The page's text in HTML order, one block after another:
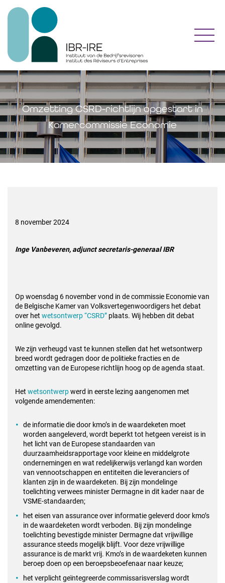
Omzetting CSRD-richtlijn opgestart in
Kamercommissie Economie
8 november 2024
Inge Vanbeveren, adjunct secretaris-generaal IBR
Op woensdag 6 november vond in de commissie Economie van
de Belgische Kamer van Volksvertegenwoordigers het debat
over het wetsontwerp “CSRD” plaats. Wij hebben dit debat
online gevolgd.
We zijn verheugd vast te kunnen stellen dat het wetsontwerp
breed wordt gedragen door de politieke fracties en de
omzetting van de Europese richtlijn hoog op de agenda staat.
Het wetsontwerpwerd in eerste lezing aangenomen met
volgende amendementen:
de informatie die door kmo’s in de waardeketen moet
worden aangeleverd, wordt beperkt tot hetgeen vereist is in
het licht van de Europese standaarden van
duurzaamheidsrapportage voor kleine en middelgrote
ondernemingen en wat redelijkerwijs verlangd kan worden
van vennootschappen en entiteiten die leveranciers of
klanten zijn in de waardeketen. Bij zijn mondelinge
toelichting verwees minister Dermagne in dit kader naar de
VSME-standaarden;
het eisen van assurance over informatie geleverd door kmo’s
in de waardeketen wordt verboden. Bij zijn mondelinge
toelichting bevestigde minister Dermagne dat vrijwillige
assurance steeds mogelijk blijft. Voor deze vrijwillige
assurance is de markt vrij. Kmo’s in de waardeketen kunnen
beroep doen op een beroepsbeoefenaar naar keuze;
het verplicht geïntegreerde commissarisverslag wordt